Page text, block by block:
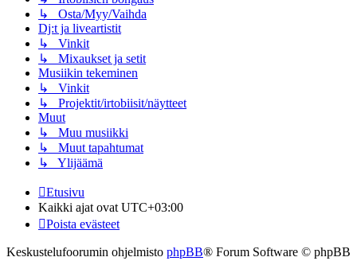
↳ Osta/Myy/Vaihda
Dj:t ja liveartistit
↳ Vinkit
↳ Mixaukset ja setit
Musiikin tekeminen
↳ Vinkit
↳ Projektit/irtobiisit/näytteet
Muut
↳ Muu musiikki
↳ Muut tapahtumat
↳ Ylijäämä
Etusivu
Kaikki ajat ovatUTC+03:00
Poista evästeet
Keskustelufoorumin ohjelmisto phpBB® Forum Software © phpBB